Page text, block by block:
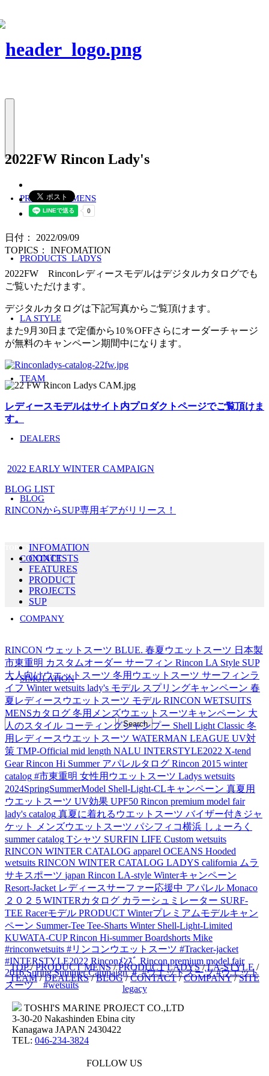
PRODUCTS_MENS
PRODUCTS_LADYS
LA STYLE
TEAM
DEALERS
BLOG
CONTACT
COMPANY
SIMULATION
2022FW Rincon Lady's
日付： 2022/09/09
TOPICS： INFOMATION
2022FW Rinconレディースモデルはデジタルカタログでも
ご覧いただけます。
デジタルカタログは下記写真からご覧頂けます。
また9月30日まで定価から10％OFFさらにオーダーチャージ
が無料のキャンペーン期間中になります。
レディースモデルはサイト内プロダクトページでご覧頂けま
す。
Tag：
2022 EARLY WINTER CAMPAIGN
BLOG LIST
RINCONからSUP専用ギアがリリース！
TOPICS LISTINFOMATION
CONTESTS
FEATURES
PRODUCT
PROJECTS
SUP
RINCON ウェットスーツ BLUE. 春夏ウエットスーツ 日本製
市東重明 カスタムオーダー サーフィン Rincon LA Style SUP
大人向けウエットスーツ 冬用ウエットスーツ サーフィンラ
イフ Winter wetsuits lady's モデル スプリングキャンペーン 春
夏レディースウエットスーツ モデル RINCON WETSUITS
MENSカタログ 冬用メンズウエットスーツキャンペーン 大
人のスタイル コーティングシャンプー Shell Light Classic 冬
用レディースウエットスーツ WATERMAN LEAGUE UV対
策 TMP-Official mid length NALU INTERSTYLE2022 X-tend
Gear Rincon Hi Summer アパレルタログ Rincon 2015 winter
catalog #市東重明 女性用ウエットスーツ Ladys wetsuits
2024SpringSummerModel Shell-Light-CLキャンペーン 真夏用
ウエットスーツ UV効果 UPF50 Rincon premium model fair
lady's catalog 真夏に着れるウエットスーツ バイザー付きジャ
ケット
メンズウエットスーツ パシフィコ横浜 しょーろく
summer catalog Tシャツ SURFIN LIFE Custom wetsuits
RINCON WINTER CATALOG apparel OCEANS Hooded
wetsuits RINCON WINTER CATALOG LADYS california ムラ
サキスポーツ japan Rincon LA-style Winterキャンペーン
Resort-Jacket レディースサーファー応援中 アパレル Monaco
２０２５WINTERカタログ カラーシュミレーター SURF-
TEE Racerモデル PRODUCT Winterプレミアムモデルキャン
ペーン Summer-Tee Tee-Sharts Winter Shell-Light-Limited
KUWATA-CUP Rincon Hi-summer Boardshorts Mike
#rinconwetsuits #リンコンウエットスーツ #Tracker-jacket
#INTERSTYLE2022 Rinconﾒﾝｽﾞ Rincon premium model fair
2016 Spring Summer Campaign ＃ #ウエットスーツ #ウエット
スーツ #wetsuits
TOP/PRODUCT MENS/PRODUCT LADYS/LA-STYLE/
TEAM/DEALERS/BLOG/CONTACT/COMPANY/SITE
legacy
TOSHI'S MARINE PROJECT CO.,LTD
3-30-20 Nakashinden Ebina city
Kanagawa JAPAN 2430422
TEL: 046-234-3824
FOLLOW US